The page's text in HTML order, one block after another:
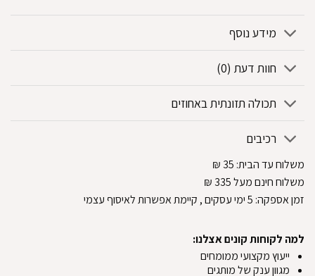
מידע נוסף
חוות דעת (0)
תכולה תזונתית באחוזים
רכיבים
משלוח עד הבית:
₪
משלוח חינם מעל 335
₪
זמן אספקה: 5ימי עסקים, קיימת אפשרות לאיסוף עצמי
למה לקוחות קונים אצלנו:
ייעוץ מקצועי ממומחים
מגוון ענק של מותגים